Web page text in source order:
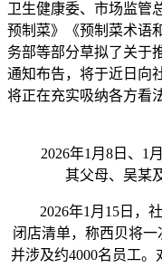
卫生健康委、市场监管
预制菜》《预制菜术语
务部等部分草拟了关于
通知布告，将于近日向
将正在充实吸纳各方看
2026年1月8日、1月
其父母、吴某
2026年1月15日，社
闭店清单，称西贝将一
并涉及约4000名员工。